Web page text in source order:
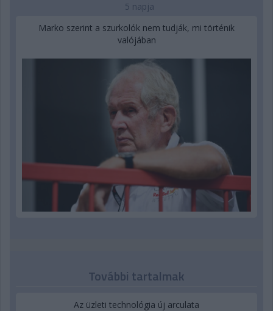
5 napja
Marko szerint a szurkolók nem tudják, mi történik
valójában
További tartalmak
Az üzleti technológia új arculata